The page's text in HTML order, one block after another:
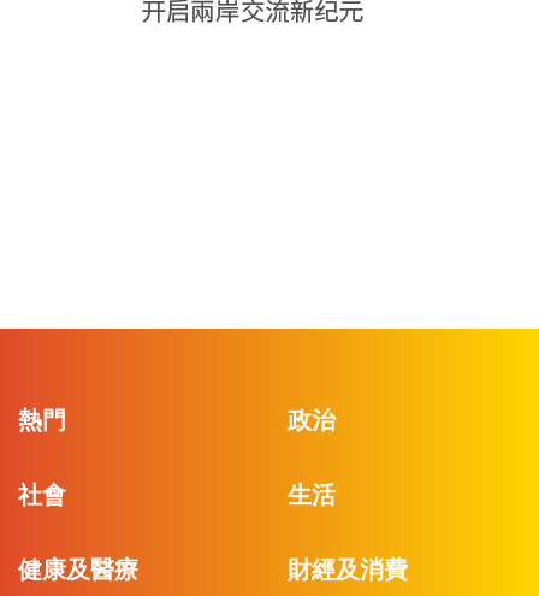
熱門 政治
社會 生活
健康及醫療 財經及消費